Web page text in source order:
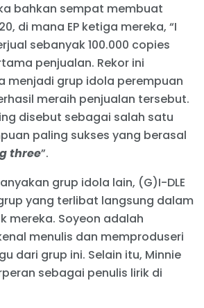
bahkan sempat membuat
di mana EP ketiga mereka, “I
sebanyak 100.000 copies
penjualan. Rekor ini
menjadi grup idola perempuan
meraih penjualan tersebut.
disebut sebagai salah satu
paling sukses yang berasal
three”.
grup idola lain, (G)I-DLE
yang terlibat langsung dalam
mereka. Soyeon adalah
menulis dan memproduseri
dari grup ini. Selain itu, Minnie
sebagai penulis lirik di